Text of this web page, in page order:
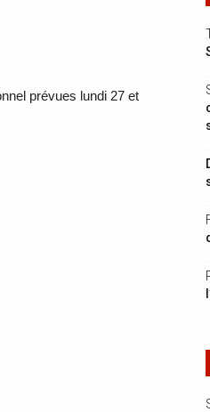
prévues lundi 27 et